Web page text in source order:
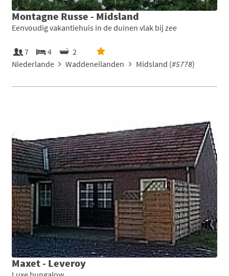
Montagne Russe - Midsland
Eenvoudig vakantiehuis in de duinen vlak bij zee
7 4
2
Niederlande
Waddeneilanden Midsland (#5778)
Maxet - Leveroy